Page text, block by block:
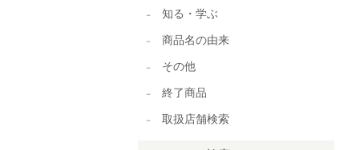
知る・学ぶ
商品名の由来
その他
終了商品
取扱店舗検索